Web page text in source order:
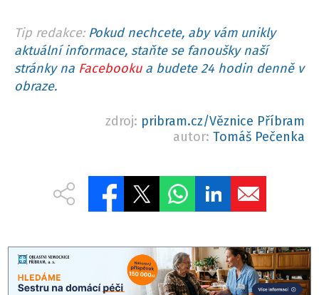
Tip redakce: Pokud nechcete, aby vám unikly
aktuální informace, staňte se fanoušky naší
stránky na Facebookua budete 24 hodin denně v
obraze.
zdroj: pribram.cz/Věznice Příbram
autor: Tomáš Pečenka